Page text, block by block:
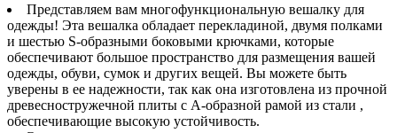
Представляем вам многофункциональную вешалку для
одежды! Эта вешалка обладает перекладиной, двумя полками
и шестью S-образными боковыми крючками, которые
обеспечивают большое пространство для размещения вашей
одежды, обуви, сумок и других вещей. Вы можете быть
уверены в ее надежности, так как она изготовлена из прочной
древесностружечной плиты с А-образной рамой из стали ,
обеспечивающие высокую устойчивость.